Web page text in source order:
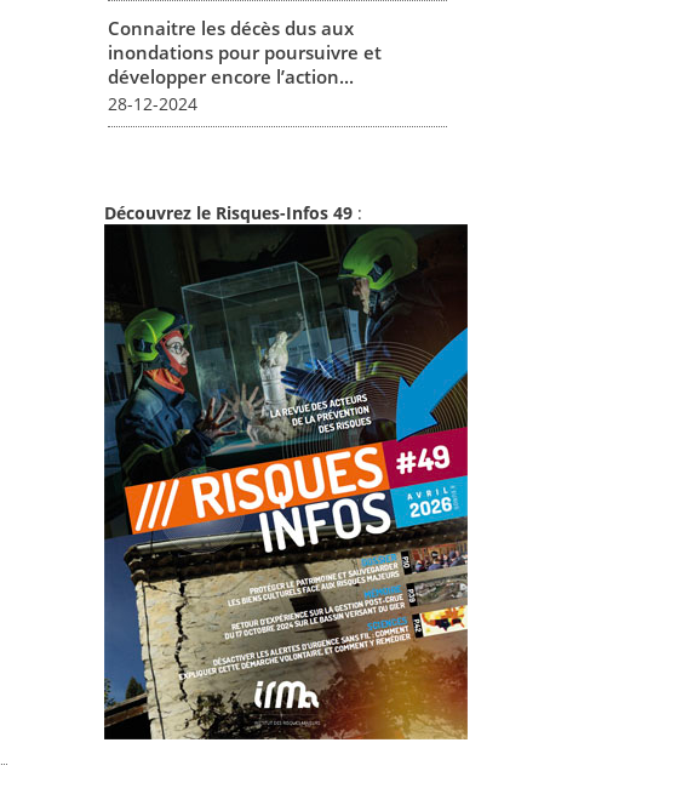
Connaitre les décès dus aux
inondations pour poursuivre et
développer encore l’action...
28-12-2024
Découvrez le Risques-Infos 49 :